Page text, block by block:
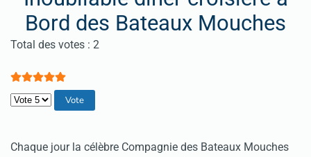
Bord des Bateaux Mouches
Vote utilisateur:5/
Total des votes : 2
Veuillez voter
Chaque jour la célèbre Compagnie des Bateaux Mouches